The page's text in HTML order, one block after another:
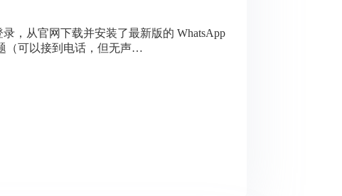
从官网下载并安装了最新版的 WhatsApp
（可以接到电话，但无声…